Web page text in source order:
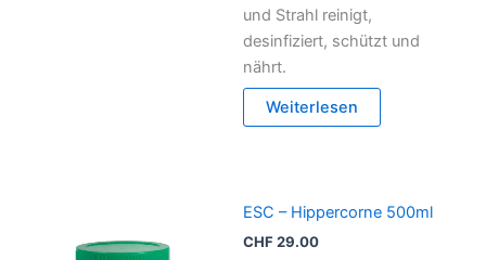
und Strahl reinigt,
desinfiziert, schützt und
nährt.
Weiterlesen
ESC – Hippercorne 500ml
CHF29.00